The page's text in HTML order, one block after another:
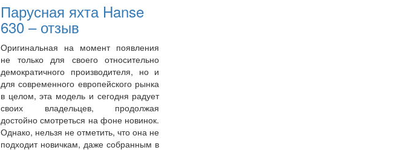
Парусная яхта Hanse
630 – отзыв
Оригинальная на момент появления
не только для своего относительно
демократичного производителя, но и
для современного европейского рынка
в целом, эта модель и сегодня радует
своих владельцев, продолжая
достойно смотреться на фоне новинок.
Однако, нельзя не отметить, что она не
подходит новичкам, даже собранным в